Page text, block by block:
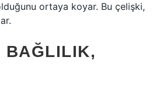
ortaya koyar. Bu çelişki,
BAĞLILIK,